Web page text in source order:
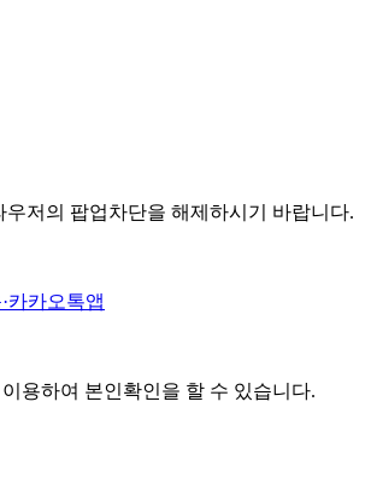
저의 팝업차단을 해제하시기 바랍니다.
카카오톡앱
용하여 본인확인을 할 수 있습니다.